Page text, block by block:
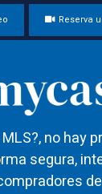
Reserva
no hay
segura,